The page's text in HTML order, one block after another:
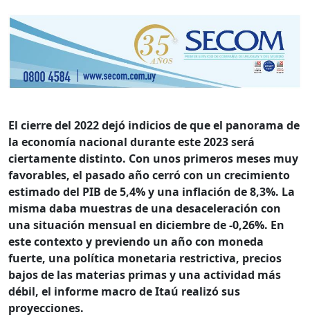
El cierre del 2022 dejó indicios de que el panorama de
la economía nacional durante este 2023 será
ciertamente distinto. Con unos primeros meses muy
favorables, el pasado año cerró con un crecimiento
estimado del PIB de 5,4% y una inflación de 8,3%. La
misma daba muestras de una desaceleración con
una situación mensual en diciembre de -0,26%. En
este contexto y previendo un año con moneda
fuerte, una política monetaria restrictiva, precios
bajos de las materias primas y una actividad más
débil, el informe macro de Itaú realizó sus
proyecciones.